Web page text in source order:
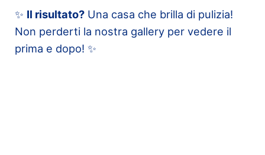
✨ Il risultato? Una casa che brilla di pulizia!
Non perderti la nostra gallery per vedere il
prima e dopo! ✨